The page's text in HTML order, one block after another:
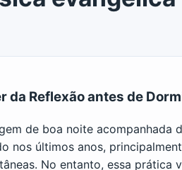
da Reflexão antes de
de boa noite acompanhada
nos últimos anos,
No entanto, essa prática